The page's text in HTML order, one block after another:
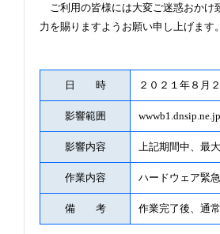
ご利用の皆様には大変ご迷惑おかけ
力を賜りますようお願い申し上げます
日 時 ２０２１年８
影響範囲
影響内容 上記期間中、最
作業内容 ハードウェア緊
備 考 作業完了後、通